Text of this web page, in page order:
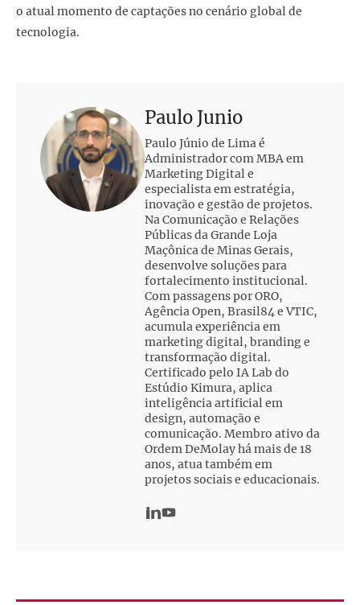
o atual momento de captações no cenário global de
tecnologia.
Paulo Junio
Paulo Júnio de Lima é
Administrador com MBA em
Marketing Digital e
especialista em estratégia,
inovação e gestão de projetos.
Na Comunicação e Relações
Públicas da Grande Loja
Maçônica de Minas Gerais,
desenvolve soluções para
fortalecimento institucional.
Com passagens por ORO,
Agência Open, Brasil84 e VTIC,
acumula experiência em
marketing digital, branding e
transformação digital.
Certificado pelo IA Lab do
Estúdio Kimura, aplica
inteligência artificial em
design, automação e
comunicação. Membro ativo da
Ordem DeMolay há mais de 18
anos, atua também em
projetos sociais e educacionais.